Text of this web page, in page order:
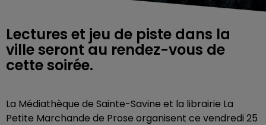
Lectures et jeu de piste dans la
ville seront au rendez-vous de
cette soirée.
La Médiathèque de Sainte-Savine et la librairie La
Petite Marchande de Prose organisent ce vendredi 25